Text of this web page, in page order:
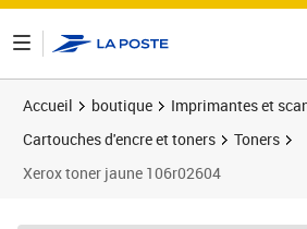
Accueil boutique
Imprimantes et
Cartouches d'encre et toners
Toners
Xerox toner jaune 106r02604